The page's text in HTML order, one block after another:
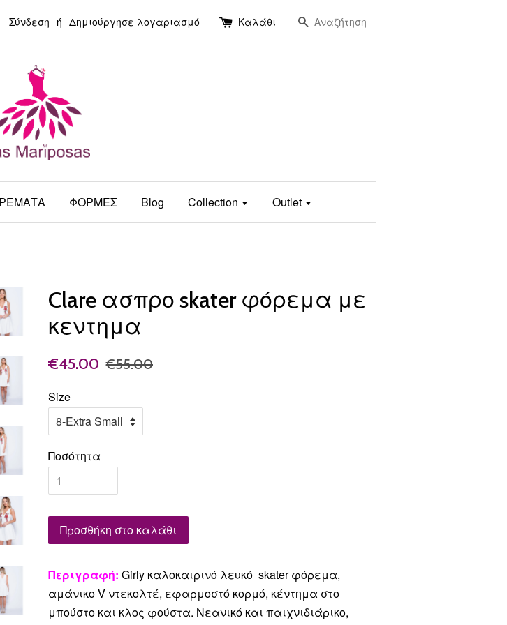
Σύνδεση ή Δημιούργησε λογαριασμό Καλάθι Αναζήτηση
ΦΟΡΜΕΣ Blog Collection Outlet
Clare ασπρο skater φόρεμα με
κεντημα
€45.00 €55.00
Size
Ποσότητα
Προσθήκη στο καλάθι
Περιγραφή: Girly καλοκαιρινό λευκό skater φόρεμα,
αμάνικο V ντεκολτέ, εφαρμοστό κορμό, κέντημα στο
μπούστο και κλος φούστα. Νεανικό και παιχνιδιάρικο,